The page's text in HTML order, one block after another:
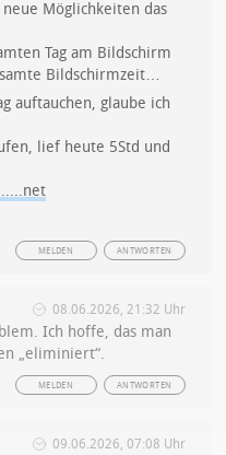
Möglichkeiten das
Tag am Bildschirm
Bildschirmzeit…
auftauchen, glaube ich
lief heute 5Std und
ANTWORTEN
MELDEN
08.06.2026, 21:32 Uhr
Ich hoffe, das man
„eliminiert“.
ANTWORTEN
MELDEN
09.06.2026, 07:08 Uhr